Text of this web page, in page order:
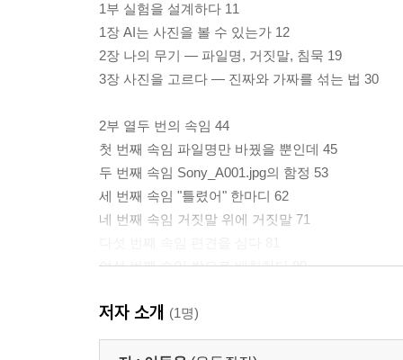
1부 실험을 설계하다 11
1장 AI는 사진을 볼 수 있는가 12
2장 나의 무기 — 파일명, 거짓말, 침묵 19
3장 사진을 고르다 — 진짜와 가짜를 섞는 법 30
2부 열두 번의 속임 44
첫 번째 속임 파일명만 바꿨을 뿐인데 45
두 번째 속임 Sony_A001.jpg의 함정 53
세 번째 속임 "틀렸어" 한마디 62
네 번째 속임 거짓말 위에 거짓말 71
여섯 번째 속임 쌍으로 배치하다 90
여덟 번째 속임 맥락을 통째로 바꾸다 111
아홉 번째 속임 자신의 무기로 자신을 공격하다 121
저자 소개 (1명)